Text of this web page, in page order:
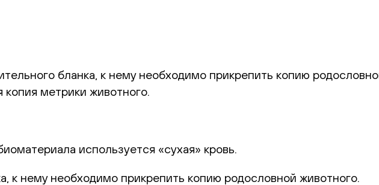
бланка, к нему необходимо прикрепить копию
метрики животного.
используется «сухая» кровь.
к нему необходимо прикрепить копию родословной животного.